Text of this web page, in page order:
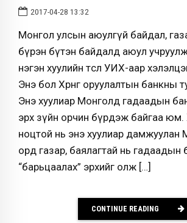
2017-04-28 13:32
Монгол улсын аюулгүй байдал,
бүрэн бүтэн байдалд аюул
нэгэн хуулийн төсөл УИХ-аар
Энэ бол Хөрөнгө оруулалтын банкны
Энэ хуулиар Монголд гадаадын
эрх зүйн орчин бүрдэж байгаа юм.
ноцтой нь энэ хуулиар дамжуулан
орд газар, баялагтай нь гадаадын
“барьцаалах” эрхийг олж […]
CONTINUE READING